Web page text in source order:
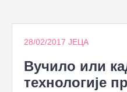
content
28/02/2017 ЈЕЦА
Вучило или
технологије